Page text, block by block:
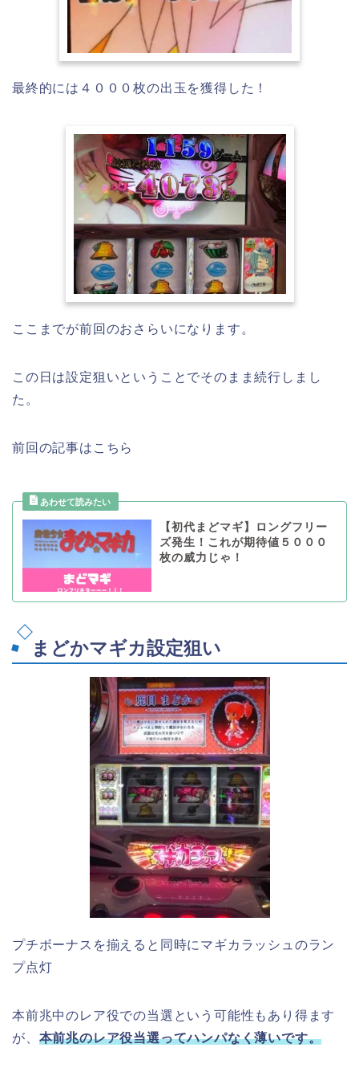
最終的には４０００枚の出玉を獲得した！
ここまでが前回のおさらいになります。
この日は設定狙いということでそのまま続行しまし
た。
前回の記事はこちら
【初代まどマギ】ロングフリー
ズ発生！これが期待値５０００
枚の威力じゃ！
まどかマギカ設定狙い
プチボーナスを揃えると同時にマギカラッシュのラン
プ点灯
本前兆中のレア役での当選という可能性もあり得ます
が、 本前兆のレア役当選ってハンパなく薄いです。